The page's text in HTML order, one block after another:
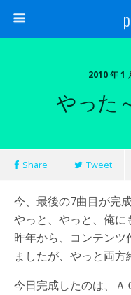
2010 年 1
やった
Share Tweet
今、最後の7曲目が完
やっと、やっと、俺に
昨年から、コンテンツ
ましたが、やっと両方
今日完成したのは、Ａ